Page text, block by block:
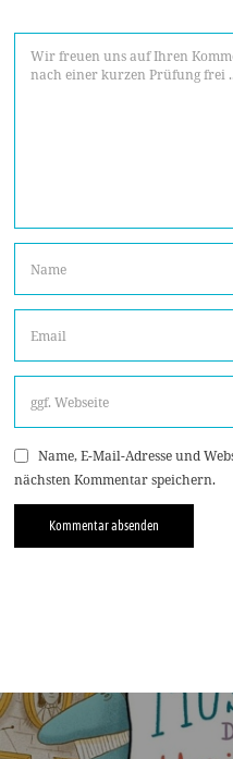
Name, E-Mail-Adresse und
nächsten Kommentar speichern.